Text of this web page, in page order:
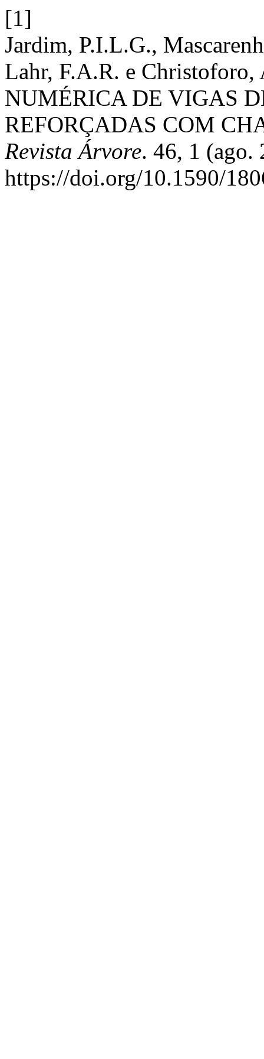
[1]
Jardim, P.I.L.G.,
Lahr, F.A.R. e
NUMÉRICA DE VIGAS
REFORÇADAS COM
Revista Árvore. 46, 1 (ago.
https://doi.org/10.1590/